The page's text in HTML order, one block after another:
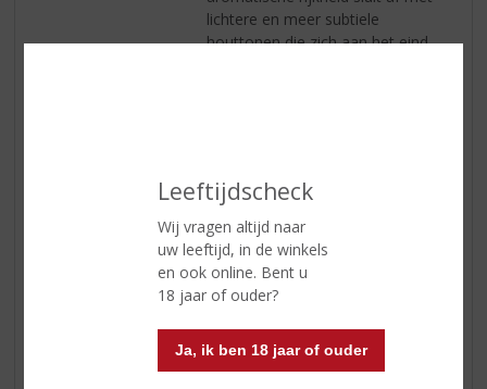
Leeftijdscheck
Wij vragen altijd naar
uw leeftijd, in de winkels
en ook online. Bent u
18 jaar of ouder?
Ja, ik ben 18 jaar of ouder
lichtere en meer subtiele
houttonen die zich aan het eind
mond. In het midden palet is
sprake van een uitgesproken
nootsmaak, de textuur en smaak
van paranoten. Tot slot wordt op
de achtergrond een enigszins
wrange citroentoon vluchtig
waargenomen
de smaak van citroen neemt af en